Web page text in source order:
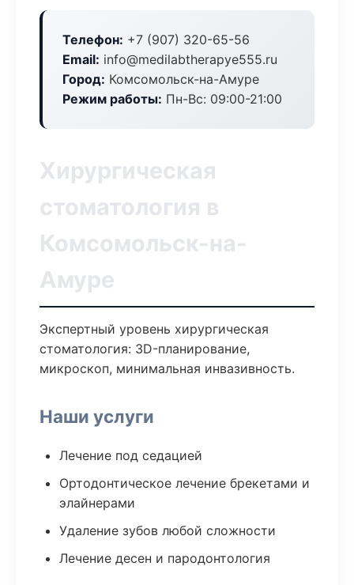
Телефон: +7 (907) 320-65-56
Email: info@medilabtherapye555.ru
Город: Комсомольск-на-Амуре
Режим работы: Пн-Вс: 09:00-21:00
Хирургическая
стоматология в
Комсомольск-на-
Амуре
Экспертный уровень хирургическая
стоматология: 3D-планирование,
микроскоп, минимальная инвазивность.
Наши услуги
Лечение под седацией
Ортодонтическое лечение брекетами и
элайнерами
Удаление зубов любой сложности
Лечение десен и пародонтология